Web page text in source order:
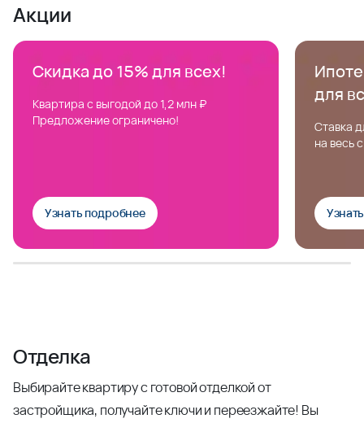
Акции
Скидка до 15% для всех!
Квартира с выгодой до 1,2 млн ₽
Предложение ограничено!
Узнать подробнее
для
Ставка
на весь
Отделка
Выбирайте квартиру с готовой отделкой от
застройщика, получайте ключи и переезжайте! Вы